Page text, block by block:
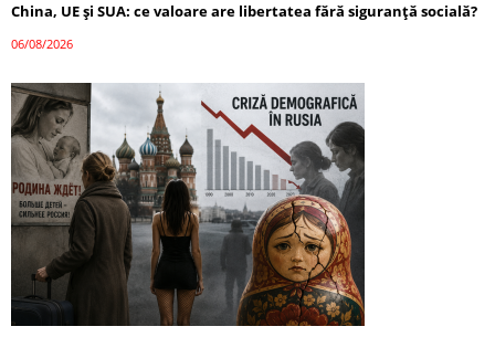
China, UE și SUA: ce valoare are libertatea fără siguranță socială?
06/08/2026